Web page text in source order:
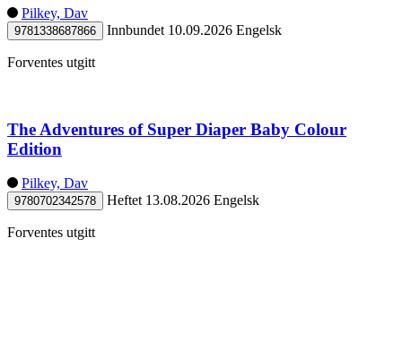
Pilkey, Dav
9781338687866 Innbundet 10.09.2026 Engelsk
Forventes utgitt
The Adventures of Super Diaper Baby Colour
Edition
Pilkey, Dav
9780702342578 Heftet 13.08.2026 Engelsk
Forventes utgitt